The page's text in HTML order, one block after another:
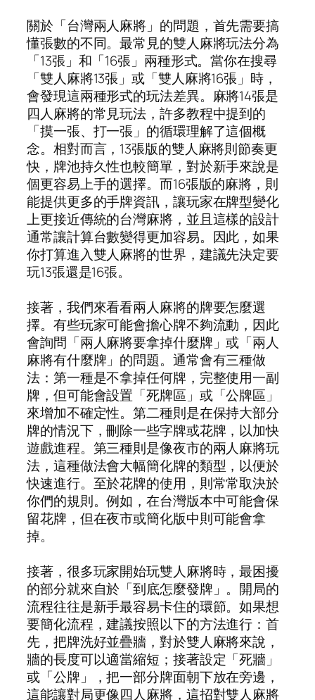
關於「台灣兩人麻將」的問題，首先需要搞
懂張數的不同。最常見的雙人麻將玩法分為
「13張」和「16張」兩種形式。當你在搜尋
「雙人麻將13張」或「雙人麻將16張」時，
會發現這兩種形式的玩法差異。麻將14張是
四人麻將的常見玩法，許多教程中提到的
「摸一張、打一張」的循環理解了這個概
念。相對而言，13張版的雙人麻將則節奏更
快，牌池持久性也較簡單，對於新手來說是
個更容易上手的選擇。而16張版的麻將，則
能提供更多的手牌資訊，讓玩家在牌型變化
上更接近傳統的台灣麻將，並且這樣的設計
通常讓計算台數變得更加容易。因此，如果
你打算進入雙人麻將的世界，建議先決定要
玩13張還是16張。
接著，我們來看看兩人麻將的牌要怎麼選
擇。有些玩家可能會擔心牌不夠流動，因此
會詢問「兩人麻將要拿掉什麼牌」或「兩人
麻將有什麼牌」的問題。通常會有三種做
法：第一種是不拿掉任何牌，完整使用一副
牌，但可能會設置「死牌區」或「公牌區」
來增加不確定性。第二種則是在保持大部分
牌的情況下，刪除一些字牌或花牌，以加快
遊戲進程。第三種則是像夜市的兩人麻將玩
法，這種做法會大幅簡化牌的類型，以便於
快速進行。至於花牌的使用，則常常取決於
你們的規則。例如，在台灣版本中可能會保
留花牌，但在夜市或簡化版中則可能會拿
掉。
接著，很多玩家開始玩雙人麻將時，最困擾
的部分就來自於「到底怎麼發牌」。開局的
流程往往是新手最容易卡住的環節。如果想
要簡化流程，建議按照以下的方法進行：首
先，把牌洗好並疊牆，對於雙人麻將來說，
牆的長度可以適當縮短；接著設定「死牆」
或「公牌」，把一部分牌面朝下放在旁邊，
這能讓對局更像四人麻將，這招對雙人麻將